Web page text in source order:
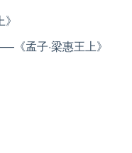
孟子·梁惠王上》